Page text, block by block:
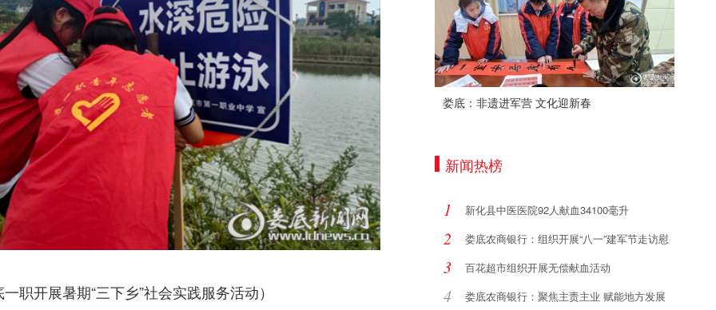
职开展暑期“三下乡”社会实践服务活动）
娄底：非遗进军营 文化迎新春
新闻热榜
1 新化县中医医院92人献血34100毫升
2 娄底农商银行：组织开展“八一”建军节走访慰
3 百花超市组织开展无偿献血活动
4 娄底农商银行：聚焦主责主业 赋能地方发展